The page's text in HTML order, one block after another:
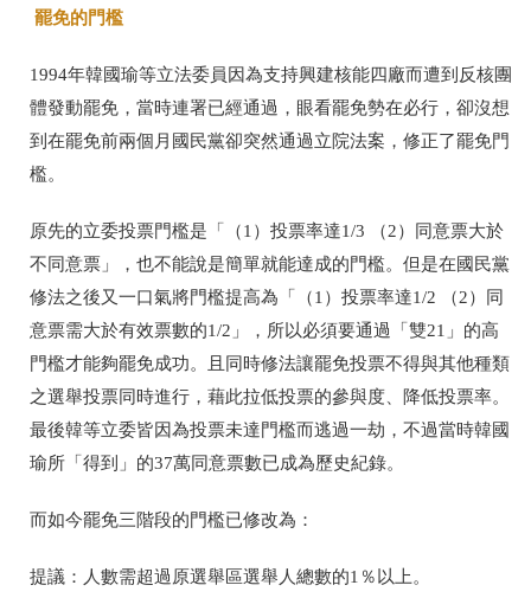
罷免的門檻
1994年韓國瑜等立法委員因為支持興建核能四廠而遭到反核團
體發動罷免，當時連署已經通過，眼看罷免勢在必行，卻沒想
到在罷免前兩個月國民黨卻突然通過立院法案，修正了罷免門
檻。
原先的立委投票門檻是「 （1） 投票率達1/3 （2）
同意票大於
不同意票」，也不能說是簡單就能達成的門檻。但是在國民黨
修法之後又一口氣將門檻提高為「（1） 投票率達1/2 （2）
同
意票需大於有效票數的1/2 」，所以必須要通過「雙21 」的高
門檻才能夠罷免成功。且同時修法讓罷免投票不得與其他種類
之選舉投票同時進行，藉此拉低投票的參與度、降低投票率。
最後韓等立委皆因為投票未達門檻而逃過一劫，不過當時韓國
瑜所「得到」的37萬同意票數已成為歷史紀錄。
而如今罷免三階段的門檻已修改為：
提議：人數需超過原選舉區選舉人總數的1 ％以上。